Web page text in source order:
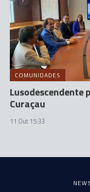
COMUNIDADES
Lusodescendente
Curaçau
11 Out 15:33